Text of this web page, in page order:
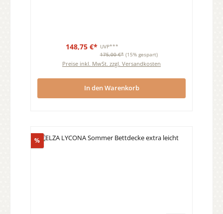
148,75 €* UVP***
175,00 €* (15% gespart)
Preise inkl. MwSt. zzgl. Versandkosten
In den Warenkorb
%Rabatt